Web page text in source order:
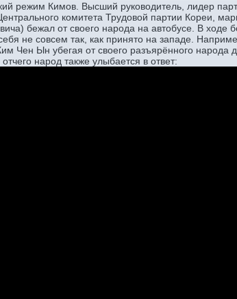
режим Кимов. Высший руководитель, лидер
комитета Трудовой партии Кореи,
бежал от своего народа на автобусе. В
не совсем так, как принято на западе.
Чен Ын убегая от своего разъярённого народа
народ также улыбается в ответ: